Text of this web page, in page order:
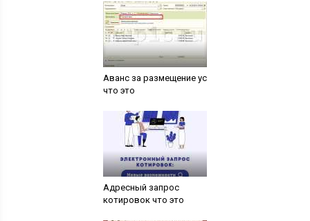
Аванс за размещение ус
что это
Адресный запрос
котировок что это